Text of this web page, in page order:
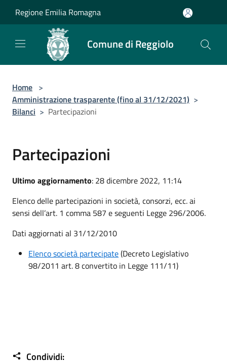
Regione Emilia Romagna
Comune di Reggiolo
Home >
Amministrazione trasparente (fino al 31/12/2021) >
Bilanci > Partecipazioni
Partecipazioni
Ultimo aggiornamento: 28 dicembre 2022, 11:14
Elenco delle partecipazioni in società, consorzi, ecc. ai
sensi dell’art. 1 comma 587 e seguenti Legge 296/2006.
Dati aggiornati al 31/12/2010
Elenco società partecipate(Decreto Legislativo
98/2011 art. 8 convertito in Legge 111/11)
Condividi: